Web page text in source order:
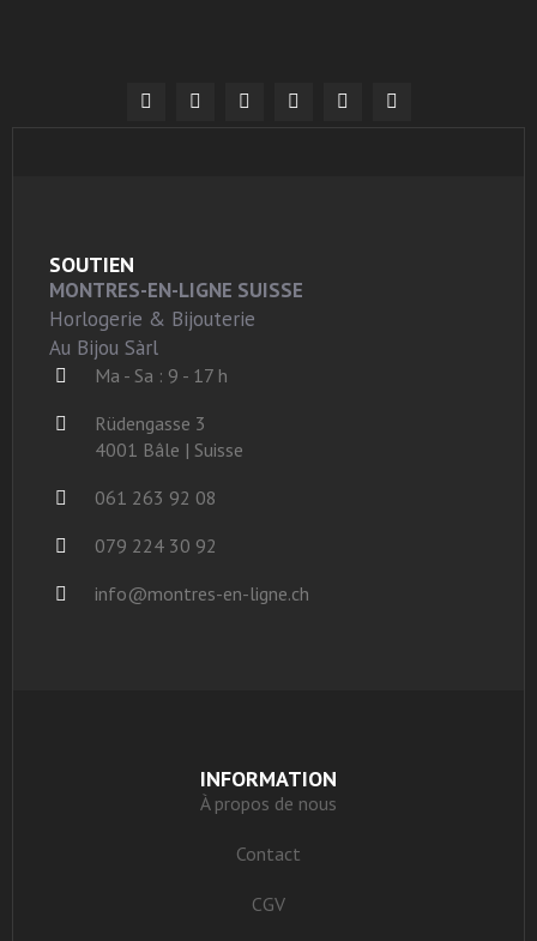
SOUTIEN
MONTRES-EN-LIGNE SUISSE
Horlogerie & Bijouterie
Au Bijou Sàrl
Ma - Sa : 9 - 17 h
Rüdengasse 3
4001 Bâle | Suisse
061 263 92 08
079 224 30 92
info@montres-en-ligne.ch
INFORMATION
À propos de nous
Contact
CGV